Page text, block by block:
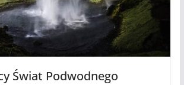
Świat Podwodnego